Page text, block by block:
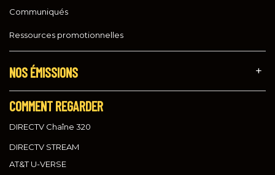
Communiqués
Ressources promotionnelles
NOS ÉMISSIONS
COMMENT REGARDER
DIRECTV Chaîne 320
DIRECTV STREAM
AT&T U-VERSE